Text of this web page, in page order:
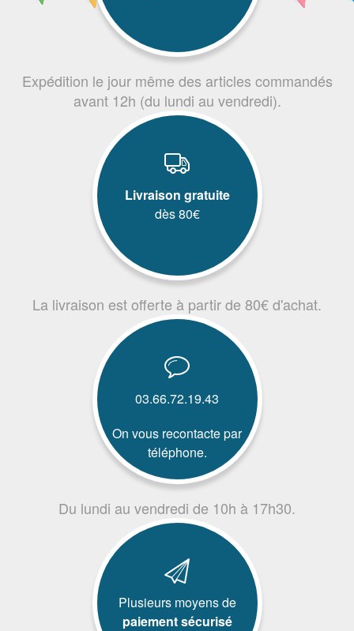
Expédition le jour même des articles commandés
avant 12h (du lundi au vendredi).
Livraison gratuite
dès 80€
La livraison est offerte à partir de 80€ d'achat.
03.66.72.19.43
On vous recontacte par
téléphone.
Du lundi au vendredi de 10h à 17h30.
Plusieurs moyens de
paiement sécurisé